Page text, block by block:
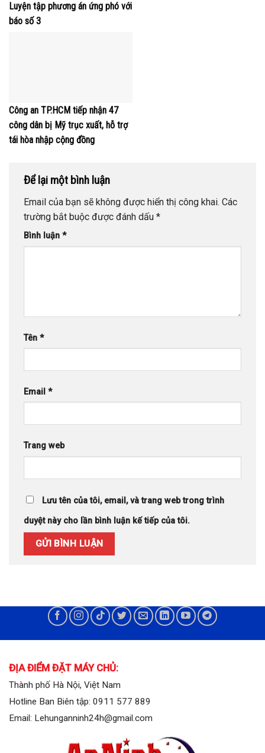
Luyện tập phương án ứng phó với
báo số 3
Công an TP.HCM tiếp nhận 47
công dân bị Mỹ trục xuất, hỗ trợ
tái hòa nhập cộng đồng
Để lại một bình luận
Email của bạn sẽ không được hiển thị công khai. Các
trường bắt buộc được đánh dấu *
Bình luận *
Tên *
Email *
Trang web
Lưu tên của tôi, email, và trang web trong trình
duyệt này cho lần bình luận kế tiếp của tôi.
ĐỊA ĐIỂM ĐẶT MÁY CHỦ:
Thành phố Hà Nội, Việt Nam
Hotline Ban Biên tập: 0911 577 889
Email: Lehunganninh24h@gmail.com